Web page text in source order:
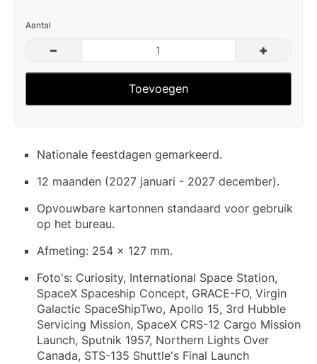
Aantal
– +
Toevoegen
Nationale feestdagen gemarkeerd.
12 maanden (2027 januari - 2027 december).
Opvouwbare kartonnen standaard voor gebruik
op het bureau.
Afmeting: 254 x 127 mm.
Foto's: Curiosity, International Space Station,
SpaceX Spaceship Concept, GRACE-FO, Virgin
Galactic SpaceShipTwo, Apollo 15, 3rd Hubble
Servicing Mission, SpaceX CRS-12 Cargo Mission
Launch, Sputnik 1957, Northern Lights Over
Canada, STS-135 Shuttle's Final Launch